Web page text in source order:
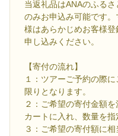
当返礼品はANAのふる
のみお申込み可能です
様はあらかじめお客様
申し込みください。
【寄付の流れ】
１：ツアーご予約の際
限りとなります。
２：ご希望の寄付金額
カートに入れ、数量を指
３：ご希望の寄付額に